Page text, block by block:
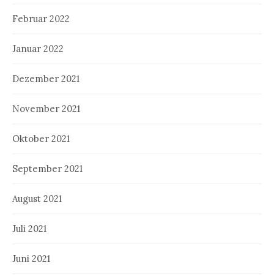
Februar 2022
Januar 2022
Dezember 2021
November 2021
Oktober 2021
September 2021
August 2021
Juli 2021
Juni 2021